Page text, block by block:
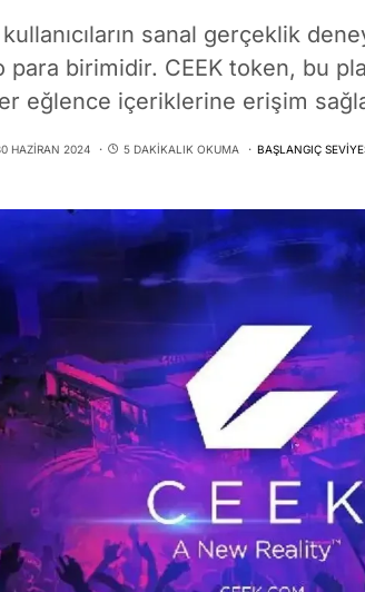
sanal gerçeklik
para birimidir. CEEK token, bu
eğlence içeriklerine erişim
HAZIRAN 2024 5 DAKIKALIK OKUMA BAŞLANGIÇ